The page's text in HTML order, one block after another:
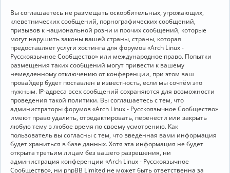
Вы соглашаетесь не размещать оскорбительных, угрожающих,
клеветнических сообщений, порнографических сообщений,
призывов к национальной розни и прочих сообщений, которые
могут нарушить законы вашей страны, страны, которая
предоставляет услуги хостинга для форумов «Arch Linux -
Русскоязычное Сообщество» или международное право. Попытки
размещения таких сообщений могут привести к вашему
немедленному отключению от конференции, при этом ваш
провайдер будет поставлен в известность, если мы сочтём это
нужным. IP-адреса всех сообщений сохраняются для возможности
проведения такой политики. Вы соглашаетесь с тем, что
администраторы форумов «Arch Linux - Русскоязычное Сообщество»
имеют право удалить, отредактировать, перенести или закрыть
любую тему в любое время по своему усмотрению. Как
пользователь вы согласны с тем, что введённая вами информация
будет храниться в базе данных. Хотя эта информация не будет
открыта третьим лицам без вашего разрешения, ни
администрация конференции «Arch Linux - Русскоязычное
Сообщество», ни phpBB Limited не может быть ответственна за